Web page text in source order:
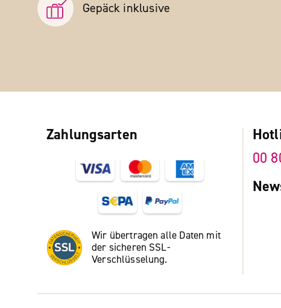
Gepäck inklusive
Zahlungsarten
Wir übertragen alle Daten mit
der sicheren SSL-
Verschlüsselung.
00